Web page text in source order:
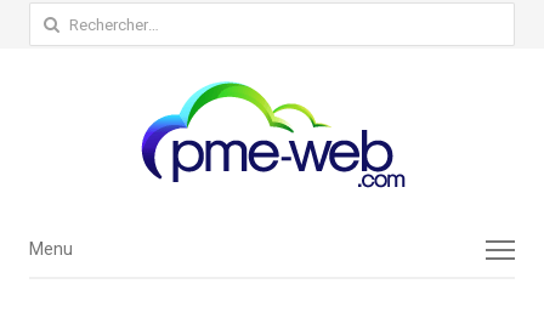
Rechercher :
Menu
Menu